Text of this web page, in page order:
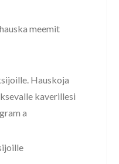
meemit
Hauskoja
kaverillesi
a